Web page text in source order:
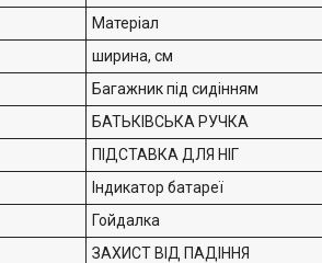
Матеріал
ширина, см
Багажник під сидінням
БАТЬКІВСЬКА РУЧКА
ПІДСТАВКА ДЛЯ НІГ
Індикатор батареї
Гойдалка
ЗАХИСТ ВІД ПАДІННЯ